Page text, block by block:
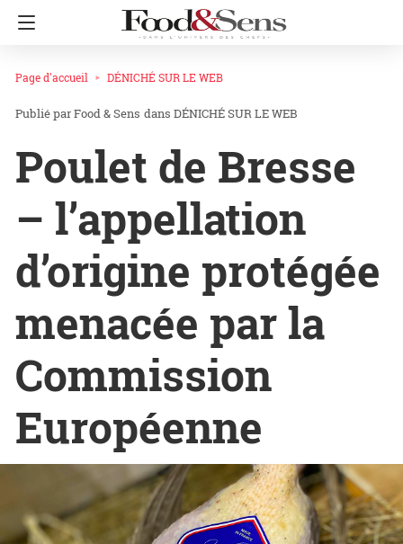
Page d'accueil DÉNICHÉ SUR LE WEB
Food & Sens dans DÉNICHÉ SUR LE WEB
Poulet de Bresse
– l’appellation
d’origine protégée
menacée par la
Commission
Européenne